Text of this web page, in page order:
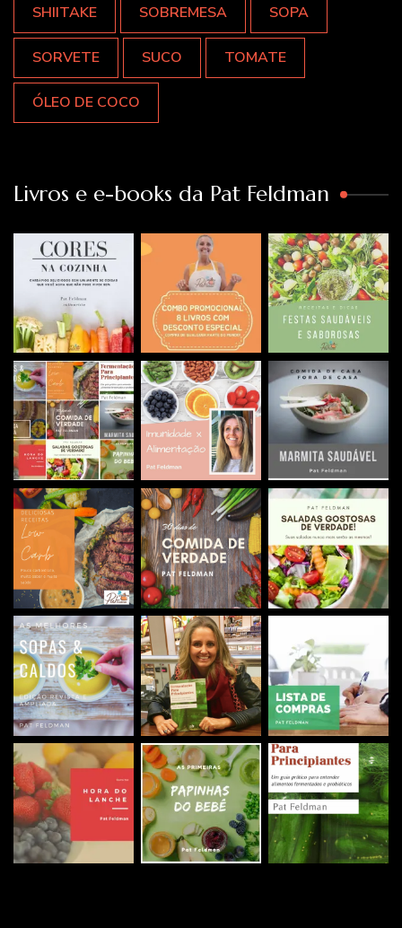
SHIITAKE SOBREMESA SOPA
SORVETE SUCO TOMATE
ÓLEO DE COCO
Livros e e-books da Pat Feldman